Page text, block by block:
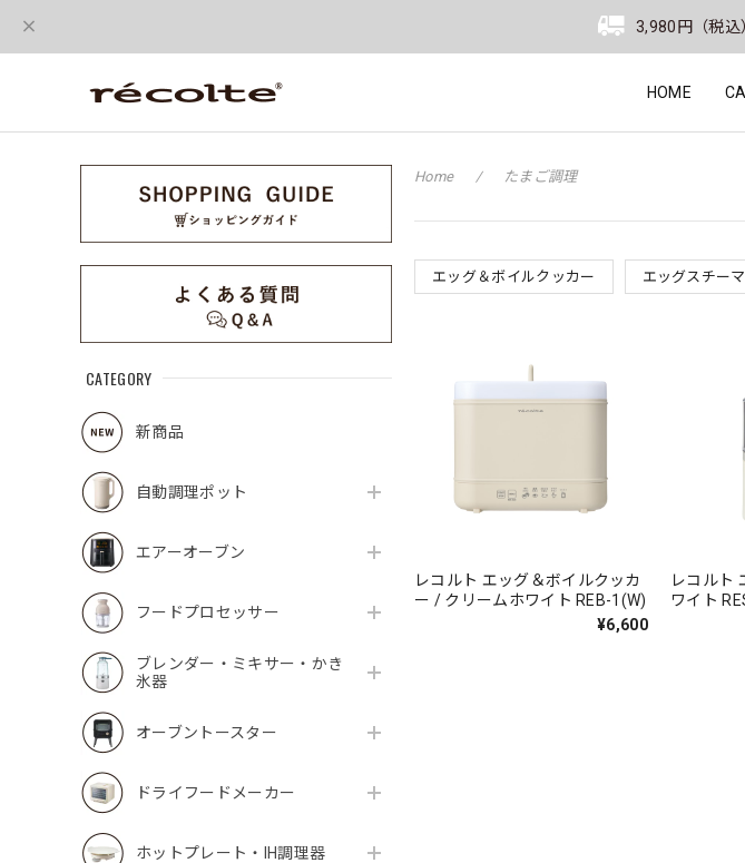
3,980円（税込
HOME
CATEGORY
新商品
自動調理ポット
エアーオーブン
フードプロセッサー
ブレンダー・ミキサー・かき
氷器
オーブントースター
ドライフードメーカー
ホットプレート・IH調理器
Home たまご調理
エッグ＆ボイルクッカー エッグスチー
レコルト エッグ＆ボイルクッカ
ー / クリームホワイト REB-1(W)
¥6,600
レコルト
ワイト